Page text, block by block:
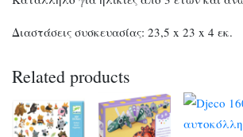
Διαστάσεις συσκευασίας: 23,5 x 23 x 4 εκ.
Related products